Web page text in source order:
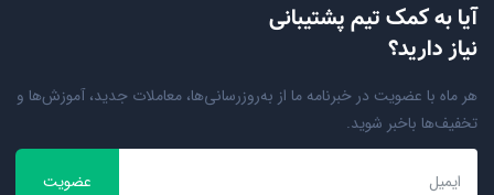
آیا به کمک تیم پشتیبانی
نیاز دارید؟
هر ماه با عضویت در خبرنامه ما از به‌روزرسانی‌ها، معاملات جدید، آموزش‌ها و
تخفیف‌ها باخبر شوید.
عضویت